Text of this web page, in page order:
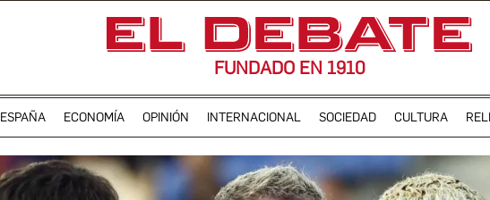
FUNDADO EN 1910
ESPAÑA ECONOMÍA OPINIÓN INTERNACIONAL SOCIEDAD CULTURA